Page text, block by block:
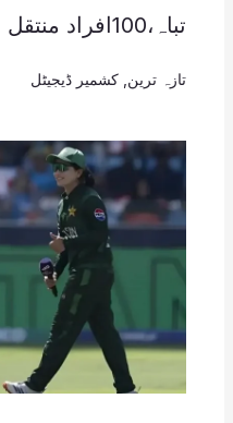
تباہ،100افراد منتقل
تازہ ترین کشمیر ڈیجیٹل